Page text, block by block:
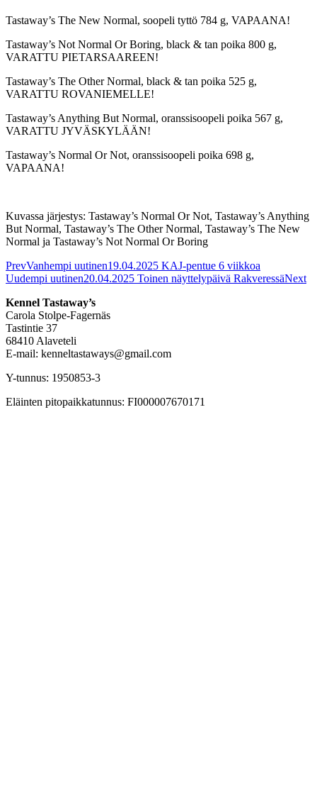
Tastaway’s The New Normal, soopeli tyttö 784 g, VAPAANA!
Tastaway’s Not Normal Or Boring, black & tan poika 800 g,
VARATTU PIETARSAAREEN!
Tastaway’s The Other Normal, black & tan poika 525 g,
VARATTU ROVANIEMELLE!
Tastaway’s Anything But Normal, oranssisoopeli poika 567 g,
VARATTU JYVÄSKYLÄÄN!
Tastaway’s Normal Or Not, oranssisoopeli poika 698 g,
VAPAANA!
Kuvassa järjestys: Tastaway’s Normal Or Not, Tastaway’s Anything
But Normal, Tastaway’s The Other Normal, Tastaway’s The New
Normal ja Tastaway’s Not Normal Or Boring
PrevVanhempi uutinen19.04.2025 KAJ-pentue 6 viikkoa
Uudempi uutinen20.04.2025 Toinen näyttelypäivä RakveressäNext
Kennel Tastaway’s
Carola Stolpe-Fagernäs
Tastintie 37
68410 Alaveteli
E-mail: kenneltastaways@gmail.com
Y-tunnus: 1950853-3
Eläinten pitopaikkatunnus: FI000007670171